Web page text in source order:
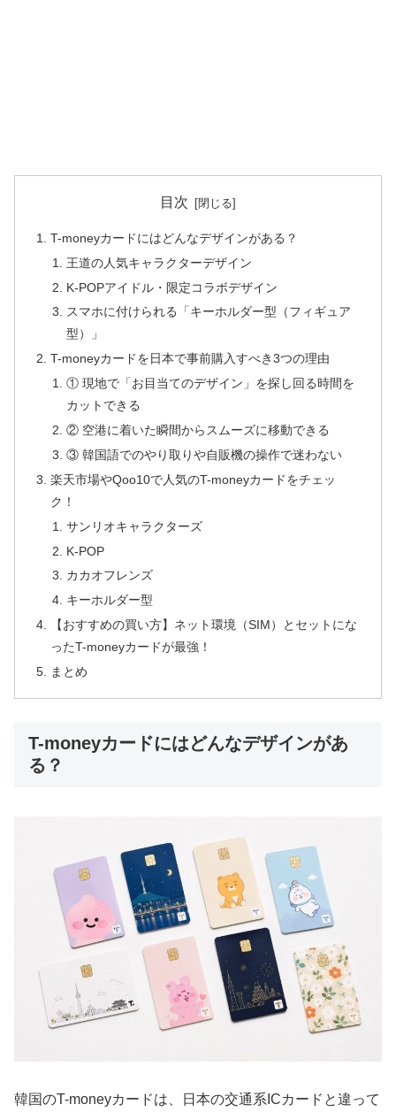
目次
T-moneyカードにはどんなデザインがある？
王道の人気キャラクターデザイン
K-POPアイドル・限定コラボデザイン
スマホに付けられる「キーホルダー型（フィギュア
型）」
T-moneyカードを日本で事前購入すべき3つの理由
① 現地で「お目当てのデザイン」を探し回る時間を
カットできる
② 空港に着いた瞬間からスムーズに移動できる
③ 韓国語でのやり取りや自販機の操作で迷わない
楽天市場やQoo10で人気のT-moneyカードをチェッ
ク！
サンリオキャラクターズ
K-POP
カカオフレンズ
キーホルダー型
【おすすめの買い方】ネット環境（SIM）とセットにな
ったT-moneyカードが最強！
まとめ
T-moneyカードにはどんなデザインがあ
る？
韓国のT-moneyカードは、日本の交通系ICカードと違って